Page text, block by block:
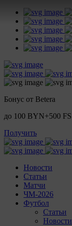
Бонус от Betera
до 100 BYN+500 FS
Получить
Новости
Статьи
Матчи
ЧМ-2026
Футбол
Статьи
Новости